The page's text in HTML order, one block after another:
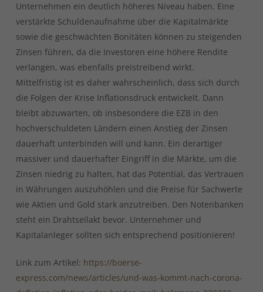
Unternehmen ein deutlich höheres Niveau haben. Eine
verstärkte Schuldenaufnahme über die Kapitalmärkte
sowie die geschwächten Bonitäten können zu steigenden
Zinsen führen, da die Investoren eine höhere Rendite
verlangen, was ebenfalls preistreibend wirkt.
Mittelfristig ist es daher wahrscheinlich, dass sich durch
die Folgen der Krise Inflationsdruck entwickelt. Dann
bleibt abzuwarten, ob insbesondere die EZB in den
hochverschuldeten Ländern einen Anstieg der Zinsen
dauerhaft unterbinden will und kann. Ein derartiger
massiver und dauerhafter Eingriff in die Märkte, um die
Zinsen niedrig zu halten, hat das Potential, das Vertrauen
in Währungen auszuhöhlen und die Preise für Sachwerte
wie Aktien und Gold stark anzutreiben. Den Notenbanken
steht ein Drahtseilakt bevor. Unternehmer und
Kapitalanleger sollten sich entsprechend positionieren!
Link zum Artikel: https://boerse-
express.com/news/articles/und-was-kommt-nach-corona-